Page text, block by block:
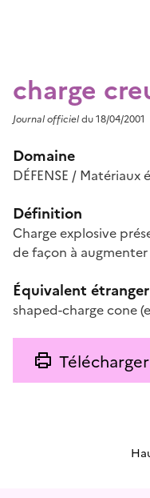
charge
Journal officieldu 18/04/2001
Domaine
DÉFENSE /
Définition
Charge explosive
de façon à
Équivalent étranger
shaped-charge cone